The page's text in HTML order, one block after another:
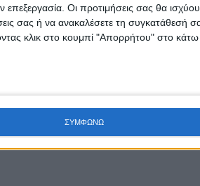
επεξεργασία. Οι προτιμήσεις σας θα
σας ή να ανακαλέσετε τη συγκατάθεσή
κλικ στο κουμπί "Απορρήτου" στο κάτω
ΣΥΜΦΩΝΩ
Ευρώπη: